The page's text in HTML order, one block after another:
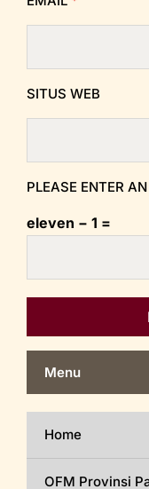
SITUS WEB
PLEASE ENTER
eleven − 1 =
Menu
Home
OFM Provinsi